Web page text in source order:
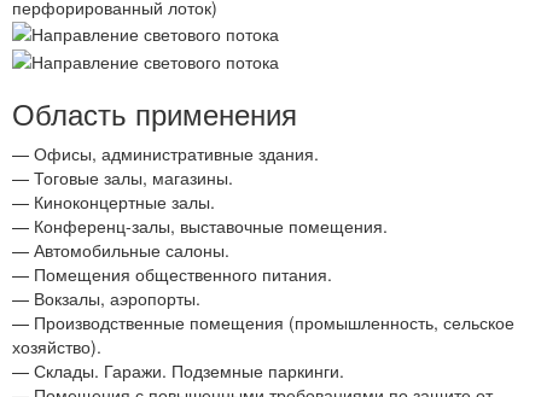
Область применения
— Офисы, административные здания.
— Тоговые залы, магазины.
— Киноконцертные залы.
— Конференц-залы, выставочные помещения.
— Автомобильные салоны.
— Помещения общественного питания.
— Вокзалы, аэропорты.
— Производственные помещения (промышленность, сельское
хозяйство).
— Склады. Гаражи. Подземные паркинги.